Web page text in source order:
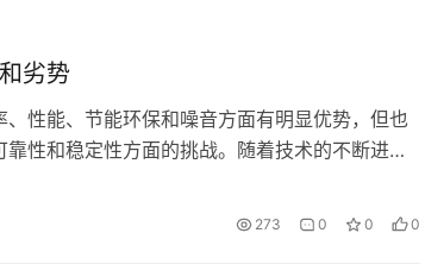
劣势
性能、节能环保和噪音方面有明显优势，但也
性和稳定性方面的挑战。随着技术的不断进步
冷却剂直接接触芯片表面，能显著提高冷却效
以更精准地控制温度，确保服务器在高负载运
273 0 0 0